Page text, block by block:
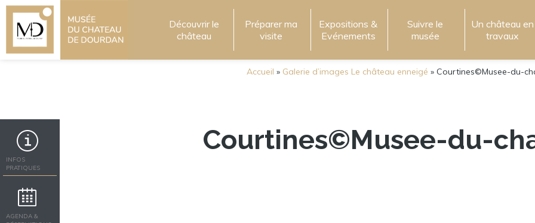
Découvrir le
château
Préparer ma
visite
Expositions &
Evénements
Suivre le
musée
Un château en
travaux
INFOS
PRATIQUES
AGENDA &
Accueil » Galerie d’images Le château enneigé » Courtines©Musee-du-
Courtines©Musee-du-